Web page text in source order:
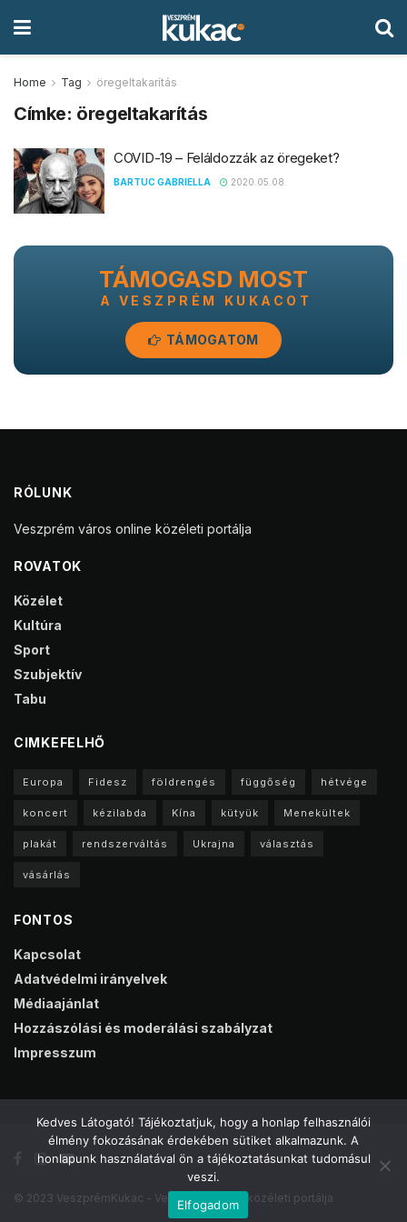
Home Tag öregeltakarítás
Címke: öregeltakarítás
COVID-19 – Feláldozzák az öregeket?
BARTUC GABRIELLA 2020.05.08.
TÁMOGASD MOST
A VESZPRÉM KUKACOT
TÁMOGATOM
RÓLUNK
Veszprém város online közéleti portálja
ROVATOK
Közélet
Kultúra
Sport
Szubjektív
Tabu
CIMKEFELHŐ
Europa Fidesz földrengés függőség hétvége
koncert kézilabda Kína kütyük Menekültek
plakát rendszerváltás Ukrajna választás
vásárlás
FONTOS
Kapcsolat
Adatvédelmi irányelvek
Médiaajánlat
Hozzászólási és moderálási szabályzat
Impresszum
© 2023 VeszprémKukac - Veszprém online közéleti portálja
Kedves Látogató! Tájékoztatjuk, hogy a honlap felhasználói
élmény fokozásának érdekében sütiket alkalmazunk. A
honlapunk használatával ön a tájékoztatásunkat tudomásul
veszi.
Elfogadom